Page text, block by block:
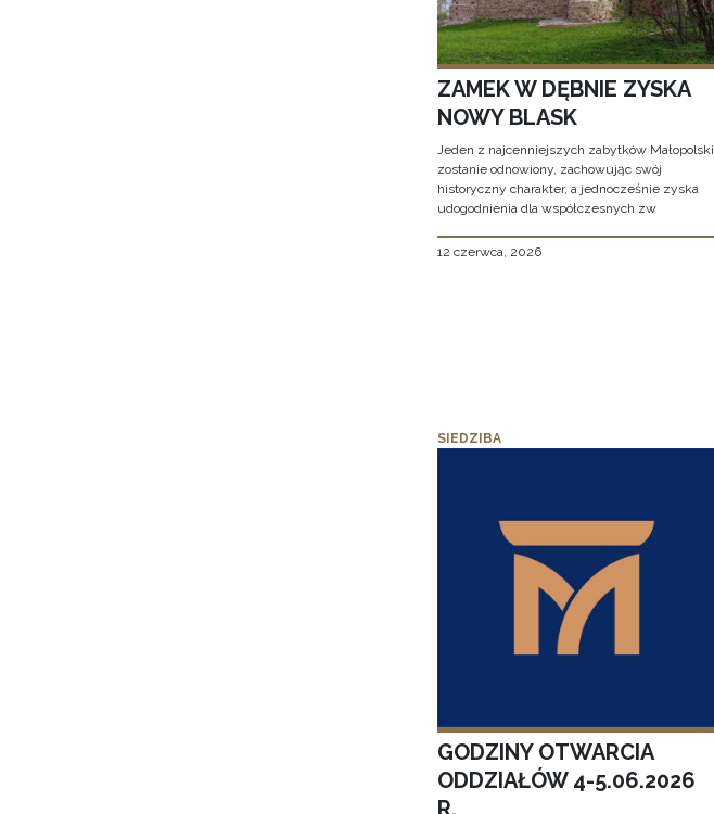
ZAMEK W DĘBNIE ZYSKA
NOWY BLASK
Jeden z najcenniejszych zabytków Małopolski
zostanie odnowiony, zachowując swój
historyczny charakter, a jednocześnie zyska
udogodnienia dla współczesnych zw
12 czerwca, 2026
SIEDZIBA
GODZINY OTWARCIA
ODDZIAŁÓW 4-5.06.2026
R.